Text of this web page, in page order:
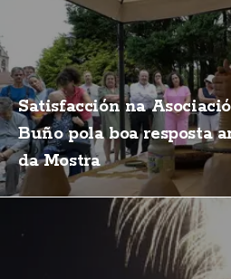
Satisfacción na
Buño pola boa resposta
da Mostra